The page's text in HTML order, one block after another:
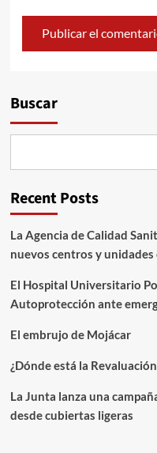
Buscar
Recent Posts
La Agencia de Calidad
nuevos centros y unidades
El Hospital Universitario
Autoprotección ante
El embrujo de Mojácar
¿Dónde está la
La Junta lanza una
desde cubiertas ligeras